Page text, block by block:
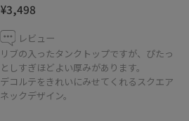
¥3,498
レビュー
リブの入ったタンクトップですが、ぴたっ
としすぎほどよい厚みがあります。
デコルテをきれいにみせてくれるスクエア
ネックデザイン。